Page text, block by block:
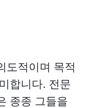
도적이며 목적
합니다. 전문
종종 그들을